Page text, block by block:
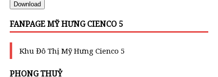
Download
FANPAGE MỸ HƯNG CIENCO 5
Khu Đô Thị Mỹ Hưng Cienco 5
PHONG THUỶ